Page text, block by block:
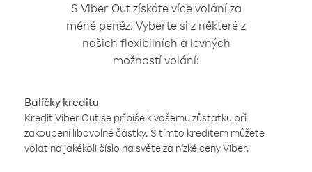
S Viber Out získáte více volání za
méně peněz. Vyberte si z některé z
našich flexibilních a levných
možností volání:
Balíčky kreditu
Kredit Viber Out se připíše k vašemu zůstatku při
zakoupení libovolné částky. S tímto kreditem můžete
volat na jakékoli číslo na světe za nízké ceny Viber.